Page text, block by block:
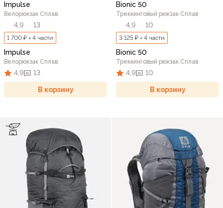
Impulse
Велорюкзак Сплав
4,9 13
1 700 ₽ × 4 части
Impulse
Велорюкзак Сплав
4,9 13
В корзину
Bionic 50
Треккинговый рюкзак Сплав
4,9 10
3 125 ₽ × 4 части
Bionic 50
Треккинговый рюкзак Сплав
4,9 10
В корзину